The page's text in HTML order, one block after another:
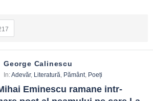
George Calinescu
In:Adevăr, Literatură, Pământ, Poeți
Eminescu ramane intr-